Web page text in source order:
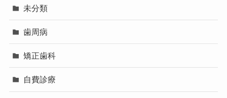
未分類
歯周病
矯正歯科
自費診療